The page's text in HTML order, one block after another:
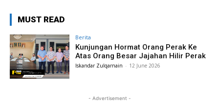
MUST READ
Berita
Kunjungan Hormat Orang Perak Ke
Atas Orang Besar Jajahan Hilir Perak
Iskandar Zulqarnain - 12 June 2026
- Advertisement -